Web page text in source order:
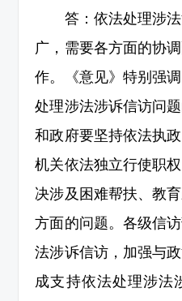
答：依法处理涉法
广，需要各方面的协
作。《意见》特别强
处理涉法涉诉信访问
和政府要坚持依法执
机关依法独立行使职
决涉及困难帮扶、教
方面的问题。各级信
法涉诉信访，加强与
成支持依法处理涉法